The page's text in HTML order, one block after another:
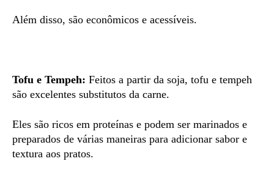
Além disso, são econômicos e acessíveis.
Tofu e Tempeh: Feitos a partir da soja, tofu e tempeh
são excelentes substitutos da carne.
Eles são ricos em proteínas e podem ser marinados e
preparados de várias maneiras para adicionar sabor e
textura aos pratos.